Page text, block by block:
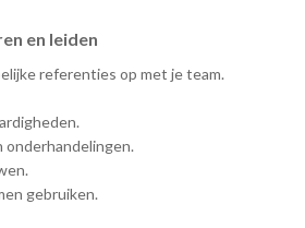
en leiden
referenties op met je team.
onderhandelingen.
gebruiken.